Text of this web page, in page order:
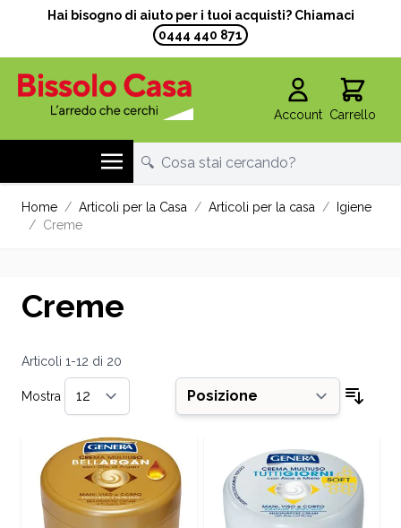
Hai bisogno di aiuto per i tuoi acquisti? Chiamaci
0444 440 871
Account Carrello
Home / Articoli per la Casa / Articoli per la casa /
Igiene
/ Creme
Creme
Articoli 1-12 di 20
Mostra
per pagina